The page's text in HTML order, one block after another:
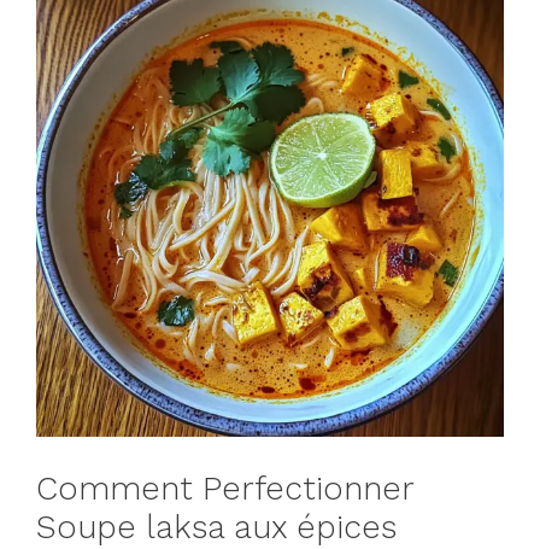
Comment Perfectionner
Soupe laksa aux épices